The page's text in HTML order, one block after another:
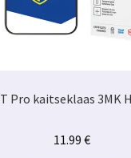
Pro kaitseklaas 3MK
11.99 €